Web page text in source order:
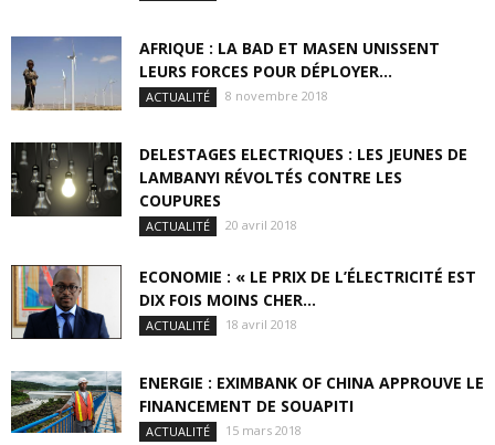
AFRIQUE : LA BAD ET MASEN UNISSENT
LEURS FORCES POUR DÉPLOYER...
ACTUALITÉ 8 novembre 2018
DELESTAGES ELECTRIQUES : LES JEUNES DE
LAMBANYI RÉVOLTÉS CONTRE LES
COUPURES
ACTUALITÉ 20 avril 2018
ECONOMIE : « LE PRIX DE L’ÉLECTRICITÉ EST
DIX FOIS MOINS CHER...
ACTUALITÉ 18 avril 2018
ENERGIE : EXIMBANK OF CHINA APPROUVE LE
FINANCEMENT DE SOUAPITI
ACTUALITÉ 15 mars 2018